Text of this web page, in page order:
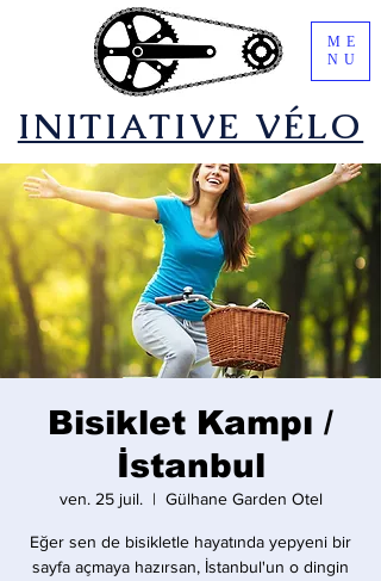
​INITIATIVE VÉLO
ME
NU
Bisiklet Kampı /
İstanbul
ven. 25 juil.
  |
Gülhane Garden Otel
Eğer sen de bisikletle hayatında yepyeni bir
sayfa açmaya hazırsan, İstanbul'un o dingin